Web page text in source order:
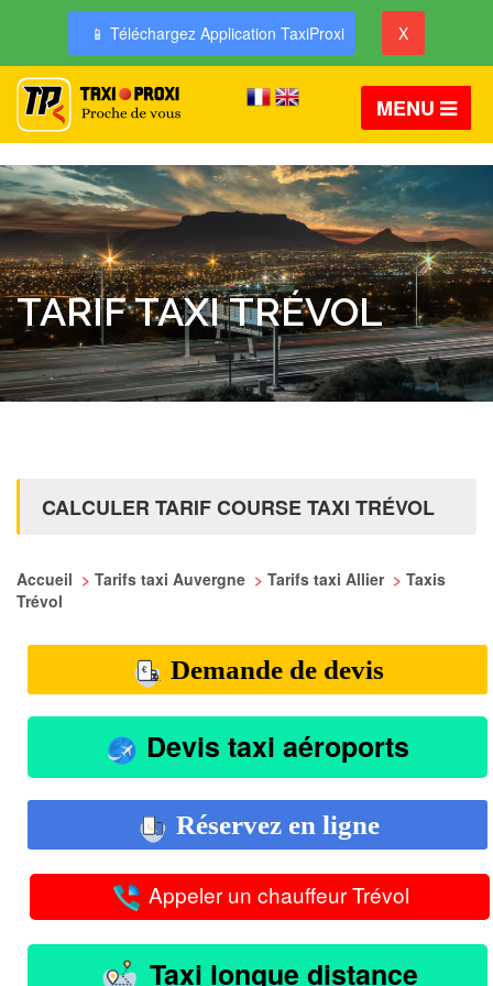
📱 Téléchargez Application TaxiProxi X
MENU
TARIF TAXI TRÉVOL
CALCULER TARIF COURSE TAXI TRÉVOL
Accueil > Tarifs taxi Auvergne > Tarifs taxi Allier > Taxis
Trévol
Demande de devis
Devis taxi aéroports
Réservez en ligne
Appeler un chauffeur Trévol
Taxi longue distance